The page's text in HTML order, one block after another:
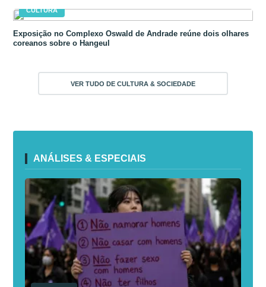
CULTURA
Exposição no Complexo Oswald de Andrade reúne dois olhares
coreanos sobre o Hangeul
VER TUDO DE CULTURA & SOCIEDADE
ANÁLISES & ESPECIAIS